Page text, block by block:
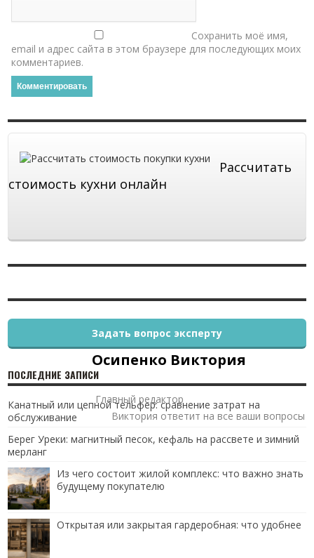
Сохранить моё имя,
email и адрес сайта в этом браузере для последующих моих
комментариев.
Рассчитать
стоимость кухни онлайн
Осипенко Виктория
Главный редактор
Виктория ответит на все ваши вопросы
Задать вопрос эксперту
ПОСЛЕДНИЕ ЗАПИСИ
Канатный или цепной тельфер: сравнение затрат на
обслуживание
Берег Уреки: магнитный песок, кефаль на рассвете и зимний
мерланг
Из чего состоит жилой комплекс: что важно знать
будущему покупателю
Открытая или закрытая гардеробная: что удобнее